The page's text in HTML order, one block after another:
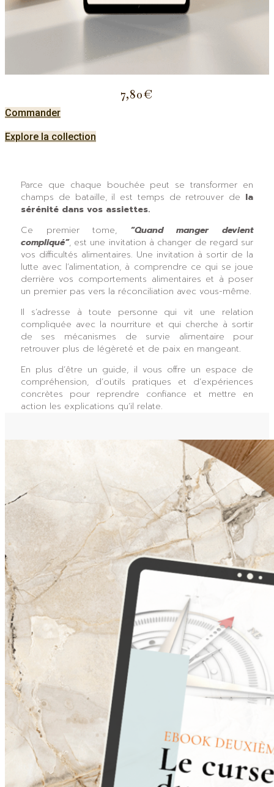
7,80€
Commander
Explore la collection
Parce que chaque bouchée peut se transformer en
champs de bataille, il est temps de retrouver de la
sérénité dans vos assiettes.
Ce premier tome, “Quand manger devient
compliqué”, est une invitation à changer de regard sur
vos difficultés alimentaires. Une invitation à sortir de la
lutte avec l’alimentation, à comprendre ce qui se joue
derrière vos comportements alimentaires et à poser
un premier pas vers la réconciliation avec vous-même.
Il s’adresse à toute personne qui vit une relation
compliquée avec la nourriture et qui cherche à sortir
de ses mécanismes de survie alimentaire pour
retrouver plus de légèreté et de paix en mangeant.
En plus d’être un guide, il vous offre un espace de
compréhension, d’outils pratiques et d’expériences
concrètes pour reprendre confiance et mettre en
action les explications qu’il relate.